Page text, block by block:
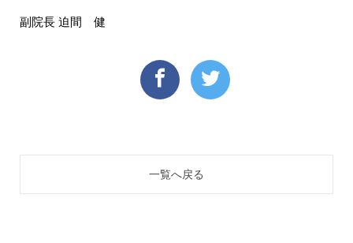
副院長 迫間 健
一覧へ戻る